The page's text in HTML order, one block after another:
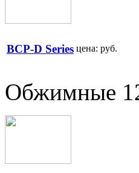
BCP-D Series цена: руб.
Обжимные